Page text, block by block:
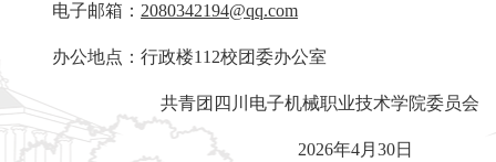
电子邮箱： 2080342194@qq.com
办公地点：行政楼112校团委办公室
共青团四川电子机械职业技术学院委员会
2026年4月30日